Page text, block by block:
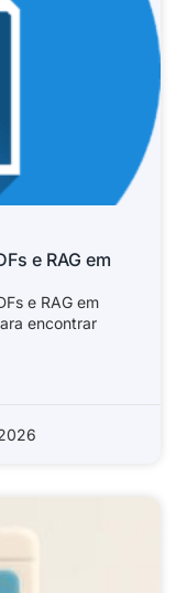
e RAG em
e RAG em
encontrar